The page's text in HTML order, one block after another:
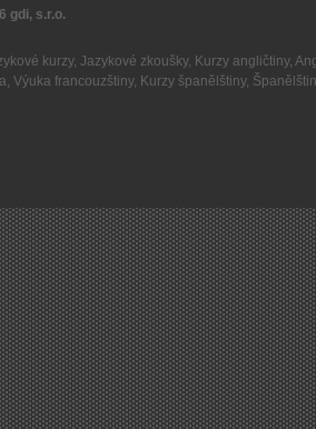
gdi, s.r.o.
kurzy, Jazykové zkoušky, Kurzy angličtiny,
,Výuka francouzštiny, Kurzy španělštiny,